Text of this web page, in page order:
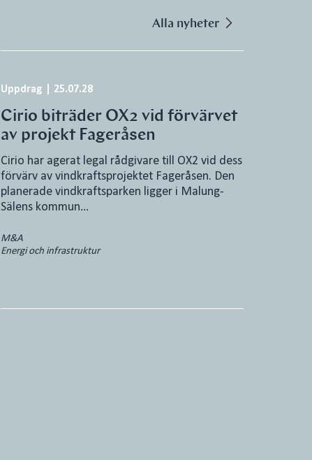
Alla nyheter
Uppdrag 25.07.28
Cirio biträder OX2 vid förvärvet
av projekt Fageråsen
Cirio har agerat legal rådgivare till OX2 vid dess
förvärv av vindkraftsprojektet Fageråsen. Den
planerade vindkraftsparken ligger i Malung-
Sälens kommun…
M&A
Energi och infrastruktur